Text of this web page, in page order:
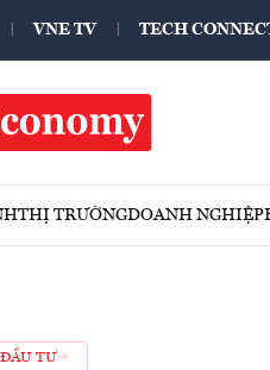
VNE TV TECH
THỊ TRƯỜNGDOANH NGHIỆP
ĐẦU TƯ